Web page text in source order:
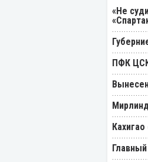
«Не
ПФК